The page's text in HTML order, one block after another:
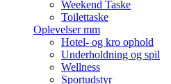
Weekend Taske
Toilettaske
Oplevelser mm
Hotel- og kro ophold
Underholdning og spil
Wellness
Sportudstyr